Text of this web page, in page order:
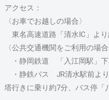
アクセス：
〈お車でお越しの場合〉
東名高速道路「清水IC」より
〈公共交通機関をご利用の場合
・静岡鉄道 「入江岡駅」下
・静鉄バス JR清水駅前より
塔行きに乗り約7分、バス停「